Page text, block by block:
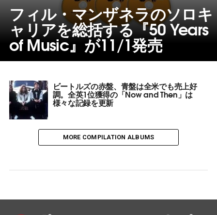
フィル・マンザネラのソロキ
ャリアを総括する『50 Years
of Music』が11/1発売
ビートルズの赤盤、青盤は全米でも売上好
調。全英1位獲得の「Now and Then」は
様々な記録を更新
MORE COMPILATION ALBUMS